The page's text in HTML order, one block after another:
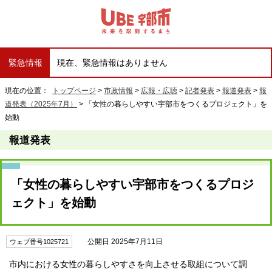
緊急情報 現在、緊急情報はありません
現在の位置： トップページ > 市政情報 > 広報・広聴 > 記者発表 > 報道発表 > 報
道発表（2025年7月）
> 「女性の暮らしやすい宇部市をつくるプロジェクト」を
始動
報道発表
「女性の暮らしやすい宇部市をつくるプロジ
ェクト」を始動
ウェブ番号1025721 公開日 2025年7月11日
市内における女性の暮らしやすさを向上させる取組について調